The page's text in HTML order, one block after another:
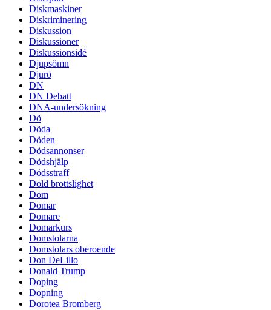
Diskmaskiner
Diskriminering
Diskussion
Diskussioner
Diskussionsidé
Djupsömn
Djurö
DN
DN Debatt
DNA-undersökning
Dö
Döda
Döden
Dödsannonser
Dödshjälp
Dödsstraff
Dold brottslighet
Dom
Domar
Domare
Domarkurs
Domstolarna
Domstolars oberoende
Don DeLillo
Donald Trump
Doping
Dopning
Dorotea Bromberg